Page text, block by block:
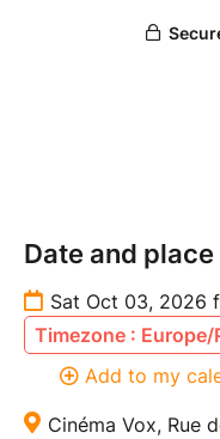
Date and place
Sat Oct 03, 2026
Timezone : Europe/
Add to my
Cinéma Vox, Rue